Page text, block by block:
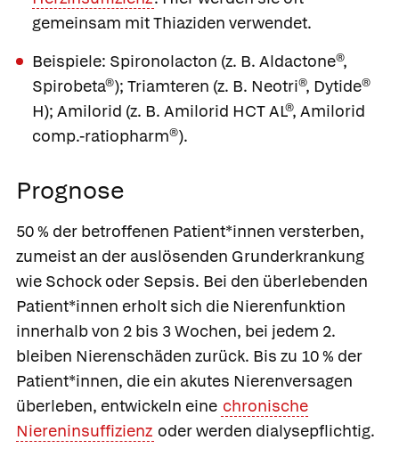
gemeinsam mit Thiaziden verwendet.
Beispiele: Spironolacton (z. B. Aldactone®,
Spirobeta®); Triamteren (z. B. Neotri®, Dytide®
H); Amilorid (z. B. Amilorid HCT AL®, Amilorid
comp.-ratiopharm®).
Prognose
50 % der betroffenen Patient*innen versterben,
zumeist an der auslösenden Grunderkrankung
wie Schock oder Sepsis. Bei den überlebenden
Patient*innen erholt sich die Nierenfunktion
innerhalb von 2 bis 3 Wochen, bei jedem 2.
bleiben Nierenschäden zurück. Bis zu 10 % der
Patient*innen, die ein akutes Nierenversagen
überleben, entwickeln eine chronische
Niereninsuffizienz oder werden dialysepflichtig.